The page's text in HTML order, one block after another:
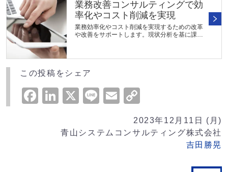
業務改善コンサルティングで効
率化やコスト削減を実現
業務効率化やコスト削減を実現するための改革
や改善をサポートします。現状分析を基に課題
しや最適化により、生産性向上...
この投稿をシェア
Facebook
LinkedIn
X LineEmail
Link
2023年12月11日 (月)
青山システムコンサルティング株式会社
吉田勝晃